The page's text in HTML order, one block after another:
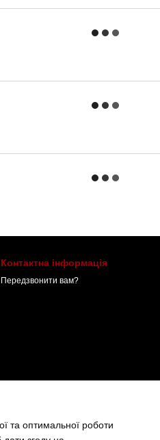
Контактна інформація
Передзвонити вам?
та оптимальної роботи